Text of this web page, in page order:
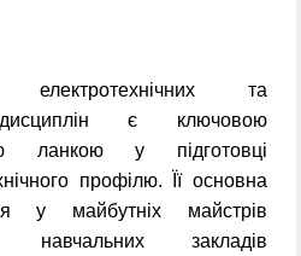
та
є ключовою
ланкою у підготовці
профілю. Її основна
у майбутніх майстрів
навчальних закладів